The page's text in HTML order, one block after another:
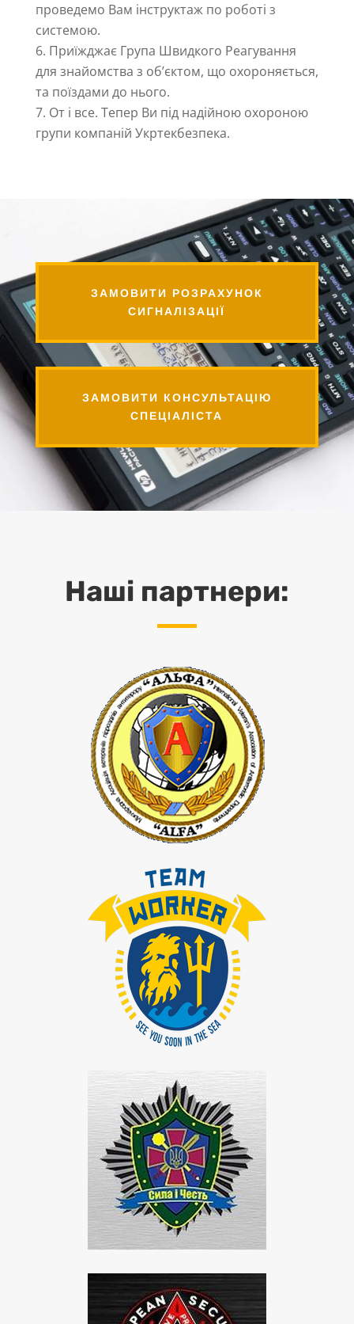
проведемо Вам інструктаж по роботі з
системою.
Приїжджає Група Швидкого Реагування
для знайомства з об’єктом, що охороняється,
та поїздами до нього.
От і все. Тепер Ви під надійною охороною
групи компаній Укртекбезпека.
ЗАМОВИТИ РОЗРАХУНОК
СИГНАЛІЗАЦІЇ
ЗАМОВИТИ КОНСУЛЬТАЦІЮ
СПЕЦІАЛІСТА
Наші партнери: